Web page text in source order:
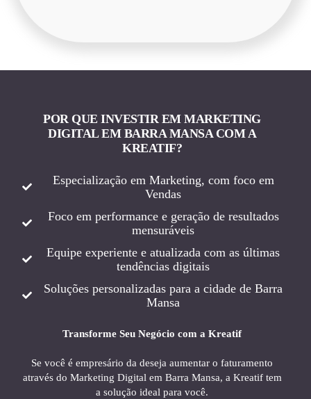
POR QUE INVESTIR EM MARKETING
DIGITAL EM BARRA MANSA COM A
KREATIF?
Especialização em Marketing, com foco em
Vendas
Foco em performance e geração de resultados
mensuráveis
Equipe experiente e atualizada com as últimas
tendências digitais
Soluções personalizadas para a cidade de Barra
Mansa
Transforme Seu Negócio com a Kreatif
Se você é empresário da deseja aumentar o faturamento
através do Marketing Digital em Barra Mansa, a Kreatif tem
a solução ideal para você.